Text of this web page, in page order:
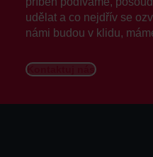
udělat a co nejdřív se
námi budou v klidu,
Kontaktuj nás